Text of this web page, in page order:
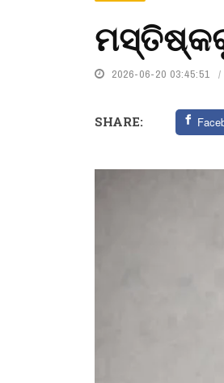
2026-06-20 03:45:51
SHARE: